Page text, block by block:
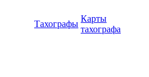
Тахографы
Карты
тахографа